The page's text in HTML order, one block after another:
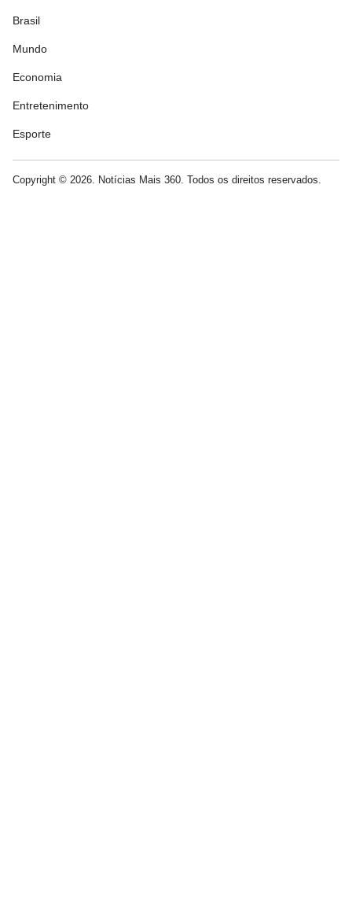
Brasil
Mundo
Economia
Entretenimento
Esporte
Copyright © 2026. Notícias Mais 360. Todos os direitos reservados.